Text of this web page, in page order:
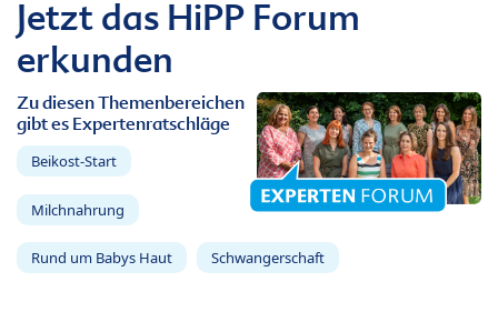
Jetzt das HiPP Forum
erkunden
Zu diesen Themenbereichen
gibt es Expertenratschläge
Beikost-Start
Milchnahrung
Rund um Babys Haut Schwangerschaft